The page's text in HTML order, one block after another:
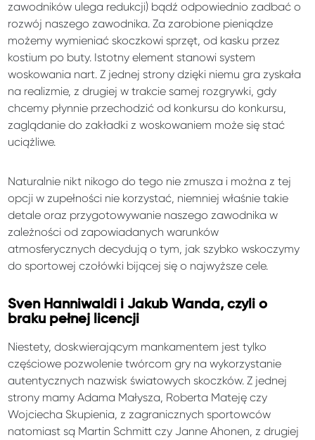
zawodników ulega redukcji) bądź odpowiednio zadbać o
rozwój naszego zawodnika. Za zarobione pieniądze
możemy wymieniać skoczkowi sprzęt, od kasku przez
kostium po buty. Istotny element stanowi system
woskowania nart. Z jednej strony dzięki niemu gra zyskała
na realizmie, z drugiej w trakcie samej rozgrywki, gdy
chcemy płynnie przechodzić od konkursu do konkursu,
zaglądanie do zakładki z woskowaniem może się stać
uciążliwe.
Naturalnie nikt nikogo do tego nie zmusza i można z tej
opcji w zupełności nie korzystać, niemniej właśnie takie
detale oraz przygotowywanie naszego zawodnika w
zależności od zapowiadanych warunków
atmosferycznych decydują o tym, jak szybko wskoczymy
do sportowej czołówki bijącej się o najwyższe cele.
Sven Hanniwaldi i Jakub Wanda, czyli o
braku pełnej licencji
Niestety, doskwierającym mankamentem jest tylko
częściowe pozwolenie twórcom gry na wykorzystanie
autentycznych nazwisk światowych skoczków. Z jednej
strony mamy Adama Małysza, Roberta Mateję czy
Wojciecha Skupienia, z zagranicznych sportowców
natomiast są Martin Schmitt czy Janne Ahonen, z drugiej